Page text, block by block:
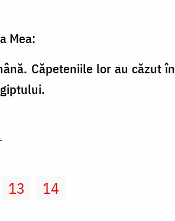
Mea:
Căpeteniile lor au căzut în
13 14